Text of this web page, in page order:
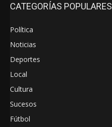
CATEGORÍAS POPULARES
Política
Noticias
Deportes
Local
Cultura
Sucesos
Fútbol